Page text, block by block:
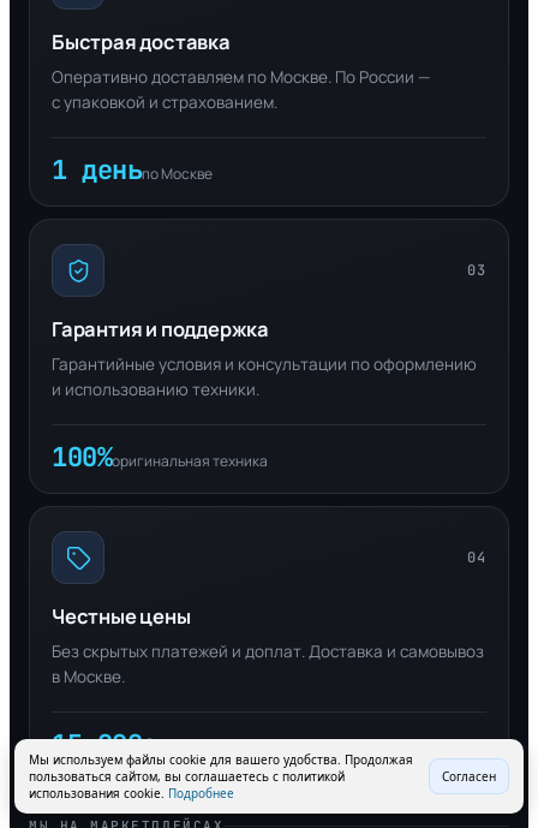
Быстрая доставка
Оперативно доставляем по Москве. По России —
с упаковкой и страхованием.
1 деньпо Москве
03
Гарантия и поддержка
Гарантийные условия и консультации по оформлению
и использованию техники.
100%оригинальная техника
04
Честные цены
Без скрытых платежей и доплат. Доставка и самовывоз
в Москве.
15 000+
Мы используем файлы cookie для вашего удобства. Продолжая
пользоваться сайтом, вы соглашаетесь с политикой
использования cookie. Подробнее
Согласен